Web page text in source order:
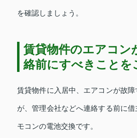
を確認しましょう。
賃貸物件のエアコン
絡前にすべきことを
賃貸物件に入居中、エアコンが故
が、管理会社などへ連絡する前に借
モコンの電池交換です。